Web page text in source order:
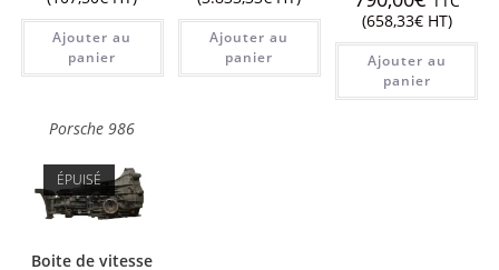
Ajouter au
panier
Ajouter au
panier
(658,33€HT)
Ajouter au
panier
Porsche 986
ÉPUISÉ
Boite de vitesse